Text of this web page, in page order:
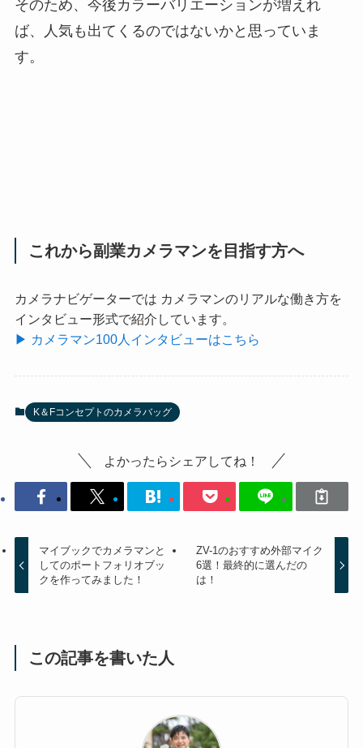
そのため、今後カラーバリエーションが増えれ
ば、人気も出てくるのではないかと思っていま
す。
これから副業カメラマンを目指す方へ
カメラナビゲーターでは カメラマンのリアルな働き方を
インタビュー形式で紹介しています。
▶ カメラマン100人インタビューはこちら
K＆Fコンセプトのカメラバッグ
よかったらシェアしてね！
マイブックでカメラマンと
してのポートフォリオブッ
クを作ってみました！
ZV-1のおすすめ外部マイク
6選！最終的に選んだの
は！
この記事を書いた人